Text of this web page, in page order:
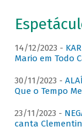
14/12/2023 -
Mario em Todo
30/11/2023 -
Que o Tempo
23/11/2023 -
canta